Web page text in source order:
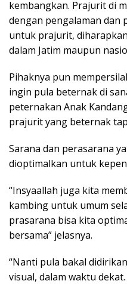
kembangkan. Prajurit di
dengan pengalaman dan
untuk prajurit,
dalam Jatim maupun
Pihaknya pun
ingin pula beternak di
peternakan Anak
prajurit yang beternak
Sarana dan perasarana
dioptimalkan untuk
“Insyaallah juga kita
kambing untuk umum
prasarana bisa kita
bersama” jelasnya.
“Nanti pula bakal
visual, dalam waktu